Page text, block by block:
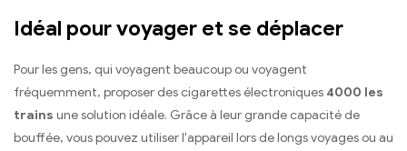
Idéal pour voyager et se déplacer
Pour les gens, qui voyagent beaucoup ou voyagent
fréquemment, proposer des cigarettes électroniques 4000 les
trains une solution idéale. Grâce à leur grande capacité de
bouffée, vous pouvez utiliser l'appareil lors de longs voyages ou au